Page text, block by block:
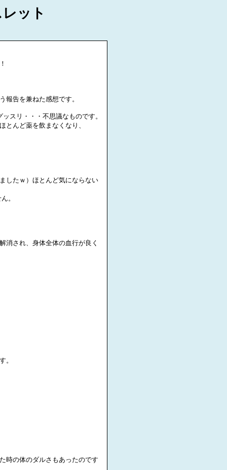
ット
告を兼ねた感想です。
スリ・・・不思議なものです。
んど薬を飲まなくなり、
したｗ）ほとんど気にならない
。
消され、身体全体の血行が良く
。
時の体のダルさもあったのです